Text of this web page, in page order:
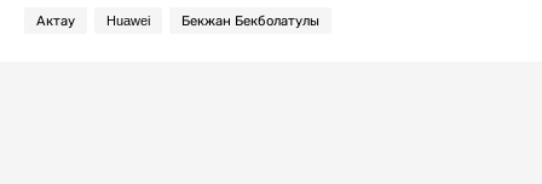
Актау Huawei Бекжан Бекболатулы